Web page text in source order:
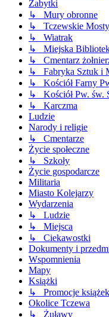
Zabytki
↳ Mury obronne
↳ Tczewskie Mosty
↳ Wiatrak
↳ Miejska
↳ Cmentarz
↳ Fabryka Sztuk i
↳ Kościół Farny
↳ Kościół Pw. św.
↳ Karczma
Ludzie
Narody i religie
↳ Cmentarze
Życie społeczne
↳ Szkoły
Życie gospodarcze
Militaria
Miasto Kolejarzy
Wydarzenia
↳ Ludzie
↳ Miejsca
↳ Ciekawostki
Dokumenty i
Wspomnienia
Mapy
Książki
↳ Promocje książek
Okolice Tczewa
↳ Żuławy